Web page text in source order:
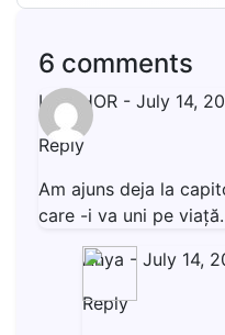
6 comments
LIVISHOR - July 14,
Reply
Am ajuns deja la
care -i va uni pe
Anya - July 14,
Reply